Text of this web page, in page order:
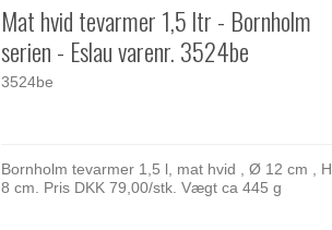
Mat hvid tevarmer 1,5 ltr - Bornholm
serien - Eslau varenr. 3524be
3524be
Bornholm tevarmer 1,5 l, mat hvid , Ø 12 cm , H
8 cm. Pris DKK 79,00/stk. Vægt ca 445 g